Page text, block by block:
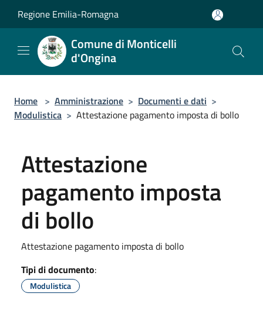
Regione Emilia-Romagna
Comune di Monticelli
d'Ongina
Home > Amministrazione > Documenti e dati >
Modulistica > Attestazione pagamento imposta di bollo
Attestazione
pagamento imposta
di bollo
Attestazione pagamento imposta di bollo
Tipi di documento:
Modulistica